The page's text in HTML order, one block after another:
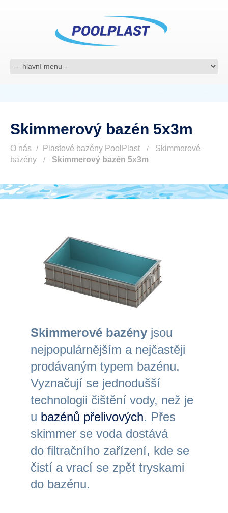
Skimmerový bazén 5x3m
O nás Plastové bazény PoolPlast
Skimmerové
bazény
Skimmerový bazén 5x3m
Skimmerové bazény jsou
nejpopulárnějším a nejčastěji
prodávaným typem bazénu.
Vyznačují se jednodušší
technologii čištění vody, než je
u bazénů přelivových. Přes
skimmer se voda dostává
do filtračního zařízení, kde se
čistí a vrací se zpět tryskami
do bazénu.